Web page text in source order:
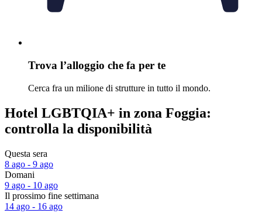
Trova l’alloggio che fa per te
Cerca fra un milione di strutture in tutto il mondo.
Hotel LGBTQIA+ in zona Foggia:
controlla la disponibilità
Questa sera
8 ago - 9 ago
Domani
9 ago - 10 ago
Il prossimo fine settimana
14 ago - 16 ago